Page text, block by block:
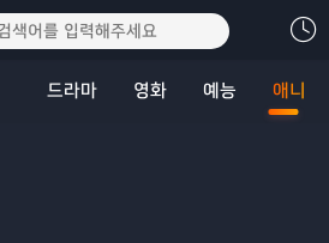
드라마 영화 예능 애니